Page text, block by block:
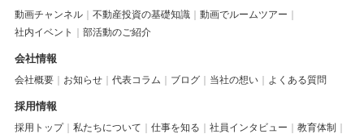
動画チャンネル 不動産投資の基礎知識
動画でルームツアー
社内イベント
部活動のご紹介
会社情報
会社概要 お知らせ 代表コラム ブログ 当社の想い よくある質問
採用情報
採用トップ 私たちについて 仕事を知る 社員インタビュー
教育体制